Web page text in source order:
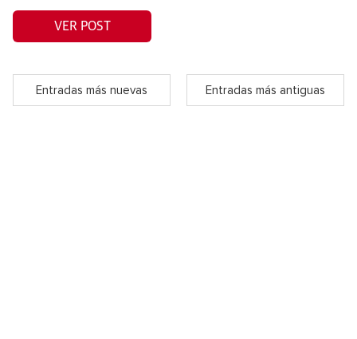
VER POST
Entradas más nuevas Entradas más antiguas